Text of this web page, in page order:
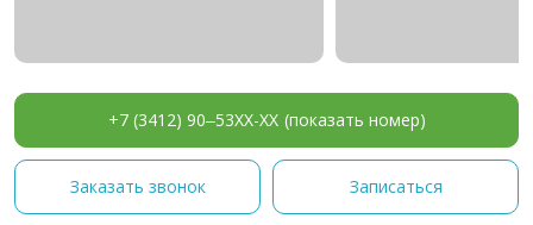
+7 (3412) 90‒53XX-XX (показать номер)
Заказать звонок Записаться